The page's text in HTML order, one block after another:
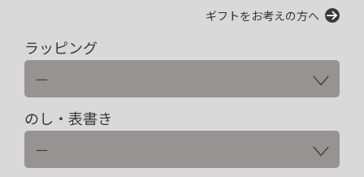
ギフトをお考えの方へ
ラッピング
のし・表書き